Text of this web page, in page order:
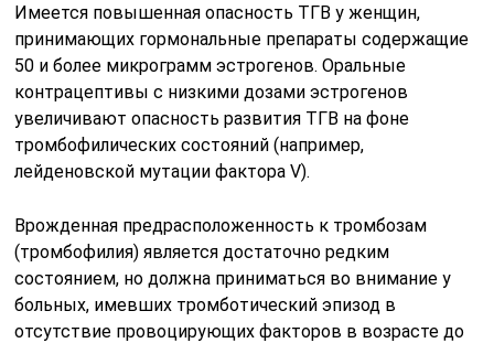
Имеется повышенная опасность ТГВ у женщин,
принимающих гормональные препараты содержащие
50 и более микрограмм эстрогенов. Оральные
контрацептивы с низкими дозами эстрогенов
увеличивают опасность развития ТГВ на фоне
тромбофилических состояний (например,
лейденовской мутации фактора V).
Врожденная предрасположенность к тромбозам
(тромбофилия) является достаточно редким
состоянием, но должна приниматься во внимание у
больных, имевших тромботический эпизод в
отсутствие провоцирующих факторов в возрасте до